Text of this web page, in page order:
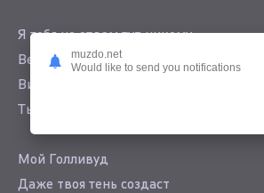
Я тебя не отдам тут никому
Ведь среди людей мой глаз
Видит лишь одну
Ты мой белый свет мой храм
Мой Голливуд
Даже твоя тень создаст
muzdo.net
Would like to send you notifications